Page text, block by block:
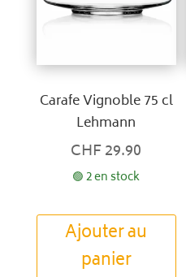
Carafe Vignoble 75 cl
Lehmann
CHF29.90
🟢 2 en stock
Ajouter au
panier